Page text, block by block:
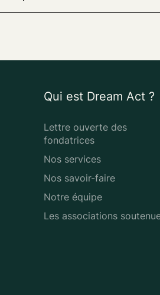
Qui est Dream Act ?
Lettre ouverte des
fondatrices
Nos services
Nos savoir-faire
Notre équipe
Les associations